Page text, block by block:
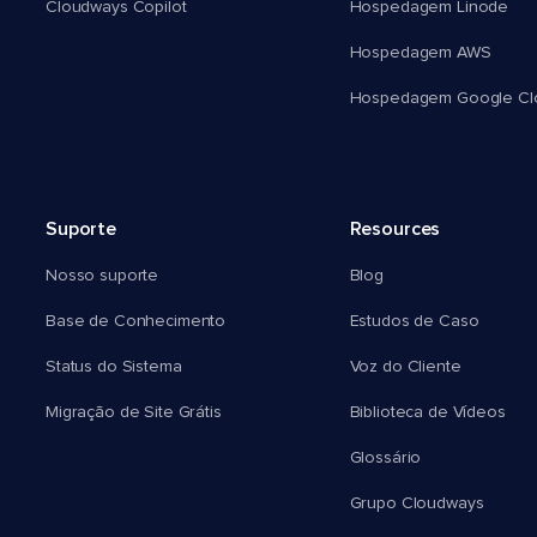
Cloudways Copilot Hospedagem Linode
Hospedagem AWS
Hospedagem Google
Suporte
Nosso suporte
Base de Conhecimento
Status do Sistema
Migração de Site Grátis
Resources
Blog
Estudos de Caso
Voz do Cliente
Biblioteca de Vídeos
Glossário
Grupo Cloudways